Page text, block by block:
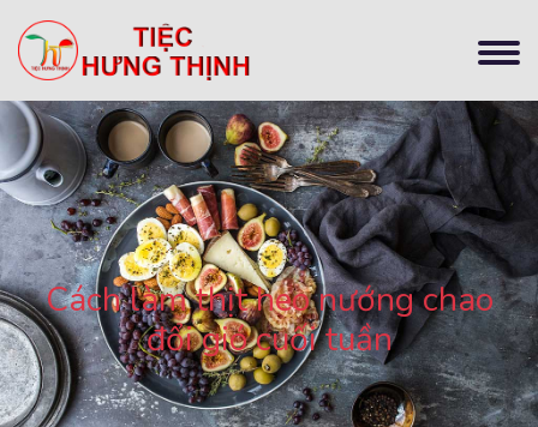
Cách làm thịt heo nướng chao
đổi gió cuối tuần